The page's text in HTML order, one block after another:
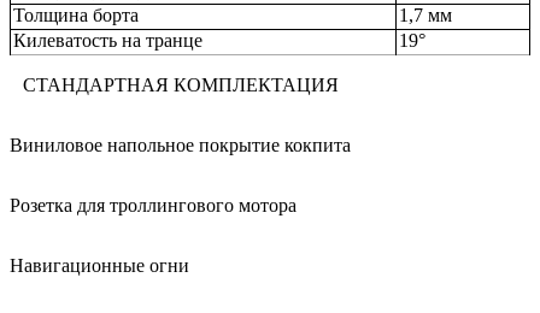
Толщина борта
1,7 мм
Килеватость на транце
19°
СТАНДАРТНАЯ КОМПЛЕКТАЦИЯ
Виниловое напольное покрытие кокпита
Розетка для троллингового мотора
Навигационные огни